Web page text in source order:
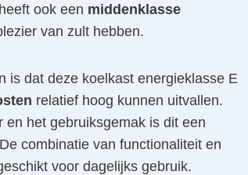
ook een middenklasse
van zult hebben.
is dat deze koelkast energieklasse E
relatief hoog kunnen uitvallen.
het gebruiksgemak is dit een
combinatie van functionaliteit en
voor dagelijks gebruik.